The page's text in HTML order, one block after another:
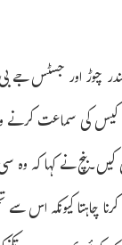
اور جسٹس جے بی
کیس کی سماعت کرنے
کیں۔بنچ نے کہا کہ
چاہتا کیونکہ اس